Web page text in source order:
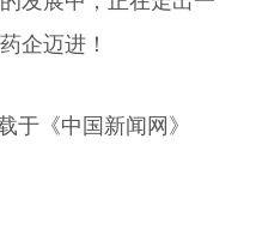
企迈进！
新闻网》